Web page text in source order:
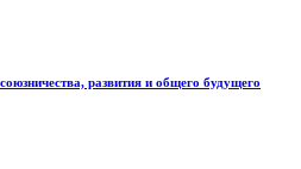
развития и общего будущего